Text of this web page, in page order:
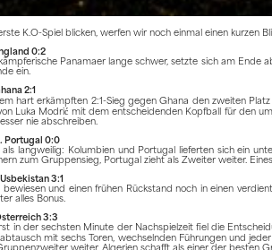
K.O-Spiel blicken, werfen wir noch einmal einen kurzen
0:2
Panamaer lange schwer, setzte sich am Ende
ein.
2:1
hart erkämpften 2:1-Sieg gegen Ghana den zweiten
Luka Modrić mit dem entscheidenden Kopfball für den
nie abschreiben.
Portugal 0:0
als langweilig: Kolumbien und Portugal lieferten sich ein
zum Gruppensieg, Portugal zieht als Zweiter weiter.
3:1
und einen frühen Rückstand noch in einen
alles Bonus.
3:3
in der sechsten Minute der Nachspielzeit fiel die
mit sechs Toren, wechselnden Führungen und